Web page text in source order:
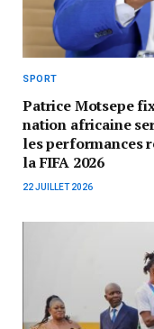
SPORT
Patrice Motsepe
nation africaine
les performances
la FIFA 2026
22 JUILLET 2026